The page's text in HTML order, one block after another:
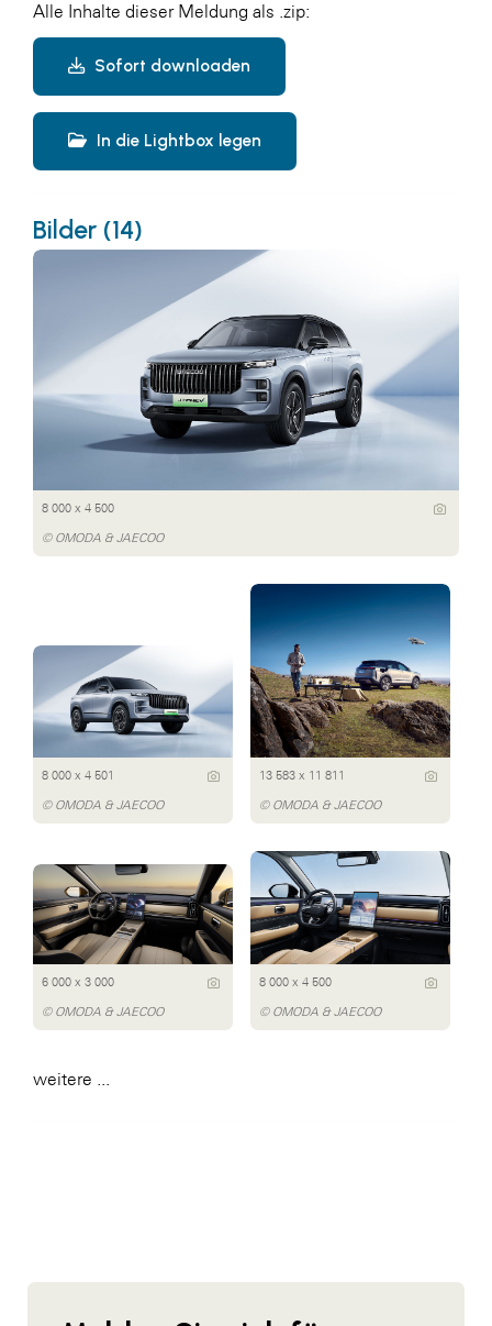
Alle Inhalte dieser Meldung als .zip:
Sofort downloaden
In die Lightbox legen
Bilder (14)
8 000 x 4 500
© OMODA & JAECOO
8 000 x 4 501
© OMODA & JAECOO
13 583 x 11 811
© OMODA & JAECOO
6 000 x 3 000
© OMODA & JAECOO
8 000 x 4 500
© OMODA & JAECOO
weitere ...